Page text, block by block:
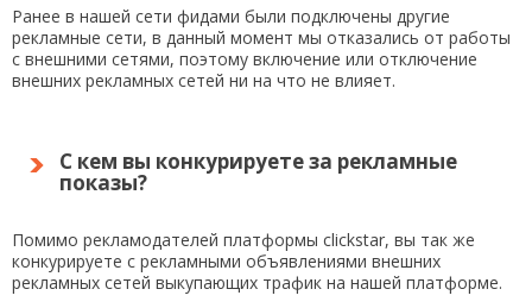
Ранее в нашей сети фидами были подключены другие
рекламные сети, в данный момент мы отказались от работы
с внешними сетями, поэтому включение или отключение
внешних рекламных сетей ни на что не влияет.
С кем вы конкурируете за рекламные
показы?
Помимо рекламодателей платформы clickstar, вы так же
конкурируете с рекламными объявлениями внешних
рекламных сетей выкупающих трафик на нашей платформе.